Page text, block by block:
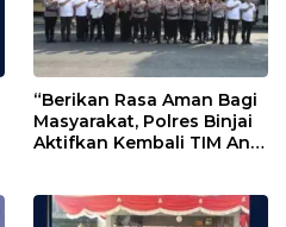
“Berikan Rasa Aman Bagi
Masyarakat, Polres Binjai
Aktifkan Kembali TIM Anti